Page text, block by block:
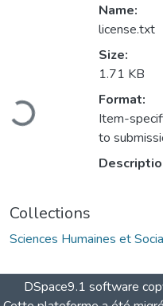
Loading...
Name:
license.txt
Size:
1.71 KB
Format:
Item-
to
Collections
DSpace9.1 software